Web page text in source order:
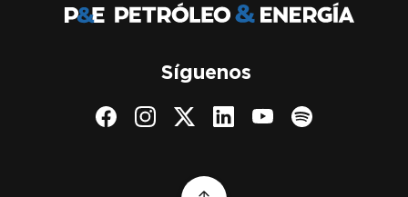
Síguenos